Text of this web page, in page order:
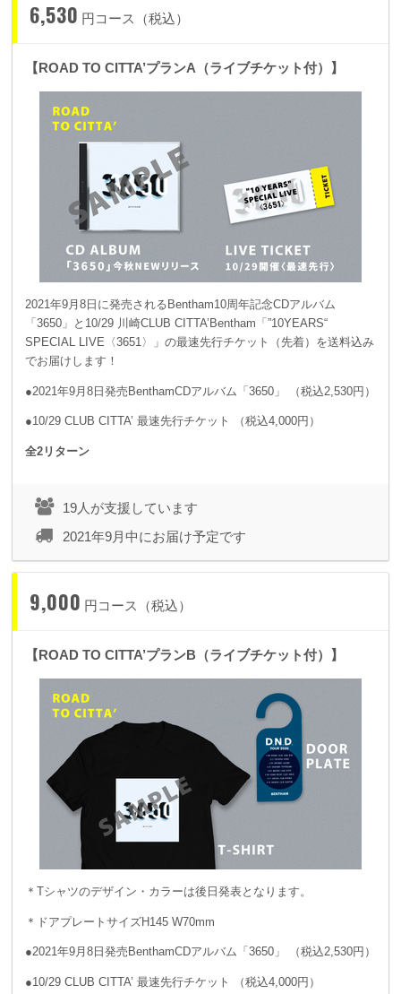
6,530 円コース（税込）
【ROAD TO CITTA’プランA（ライブチケット付）】
2021年9月8日に発売されるBentham10周年記念CDアルバム
「3650」と10/29 川崎CLUB CITTA’Bentham「”10YEARS“
SPECIAL LIVE〈3651〉」の最速先行チケット（先着）を送料込み
でお届けします！
●2021年9月8日発売BenthamCDアルバム「3650」 （税込2,530円）
●10/29 CLUB CITTA’ 最速先行チケット （税込4,000円）
全2リターン
19人が支援しています
2021年9月中にお届け予定です
9,000 円コース（税込）
【ROAD TO CITTA’プランB（ライブチケット付）】
＊Tシャツのデザイン・カラーは後日発表となります。
＊ドアプレートサイズH145 W70mm
●2021年9月8日発売BenthamCDアルバム「3650」 （税込2,530円）
●10/29 CLUB CITTA’ 最速先行チケット （税込4,000円）